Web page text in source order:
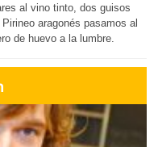
al vino tinto, dos guisos
aragonés pasamos al
de huevo a la lumbre.